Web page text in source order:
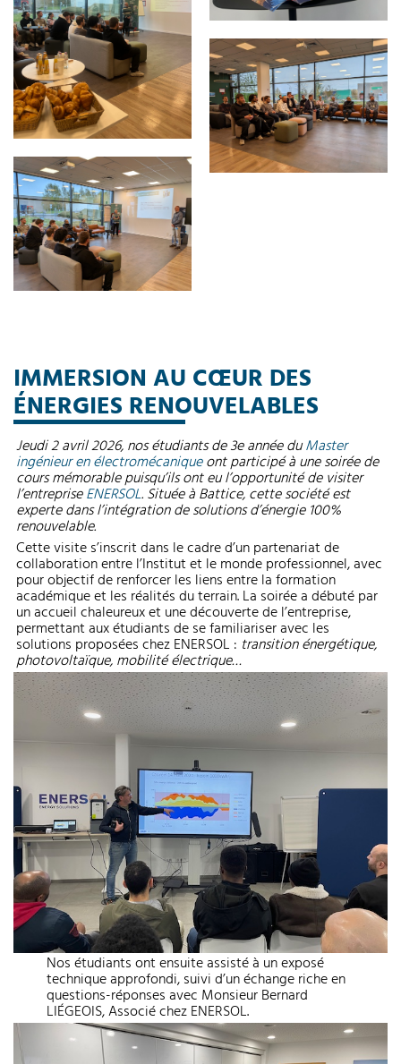
IMMERSION AU CŒUR DES
ÉNERGIES RENOUVELABLES
Jeudi 2 avril 2026, nos étudiants de 3e année duMaster
ingénieur en électromécaniqueont participé à une soirée de
cours mémorable puisqu’ils ont eu l’opportunité de visiter
l’entrepriseENERSOL. Située à Battice, cette société est
experte dans l’intégration de solutions d’énergie 100%
renouvelable.
Cette visite s’inscrit dans le cadre d’un partenariat de
collaboration entre l’Institut et le monde professionnel, avec
pour objectif de renforcer les liens entre la formation
académique et les réalités du terrain. La soirée a débuté par
un accueil chaleureux et une découverte de l’entreprise,
permettant aux étudiants de se familiariser avec les
solutions proposées chez ENERSOL : transition énergétique,
photovoltaïque, mobilité électrique…
Nos étudiants ont ensuite assisté à un exposé
technique approfondi, suivi d’un échange riche en
questions-réponses avec Monsieur Bernard
LIÉGEOIS, Associé chez ENERSOL.